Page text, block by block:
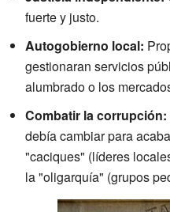
fuerte y justo.
Autogobierno local:
gestionaran servicios
alumbrado o los
Combatir la corrupción:
debía cambiar para
"caciques" (líderes
la "oligarquía" (grupos